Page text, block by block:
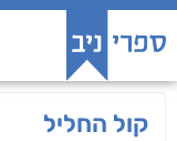
קול החליל